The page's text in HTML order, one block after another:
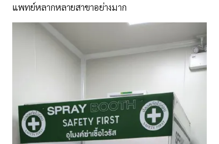
แพทย์หลากหลายสาขาอย่างมาก